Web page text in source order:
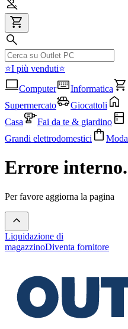
⭐I più venduti⭐
Computer
Informatica
Supermercato
Giocattoli
Casa
Fai da te & giardino
Grandi elettrodomestici
Moda
Errore interno.
Per favore aggiorna la pagina
Liquidazione di
magazzinoDiventa fornitore